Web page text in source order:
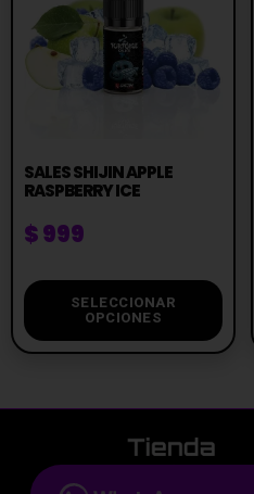
SALES SHIJIN APPLE
RASPBERRY ICE
$999
SELECCIONAR
OPCIONES